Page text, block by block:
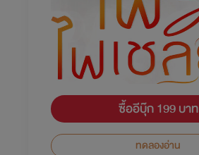
ซื้ออีบุ๊ก 199 บาท
ทดลองอ่าน